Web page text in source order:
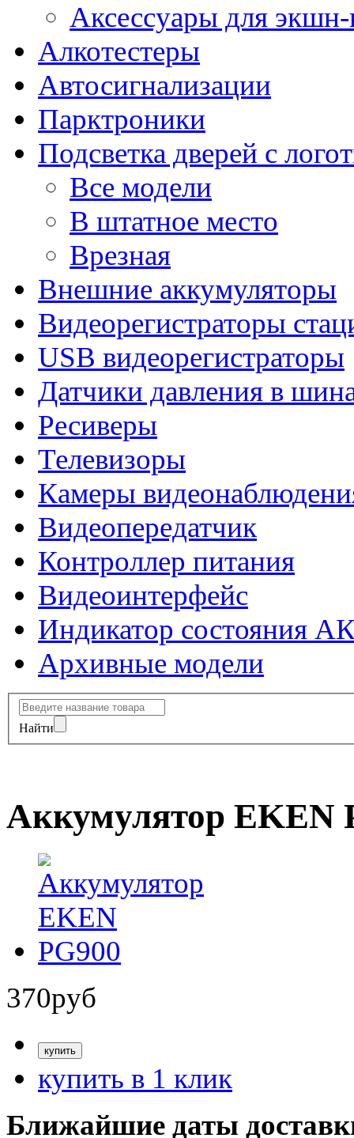
Аксессуары для
Алкотестеры
Автосигнализации
Парктроники
Подсветка дверей с
Все модели
В штатное место
Врезная
Внешние аккумуляторы
Видеорегистраторы
USB видеорегистраторы
Датчики давления в
Ресиверы
Телевизоры
Камеры
Видеопередатчик
Контроллер питания
Видеоинтерфейс
Индикатор состояния
Архивные модели
Найти
Аккумулятор EKEN
370руб
купить в 1 клик
Ближайшие даты